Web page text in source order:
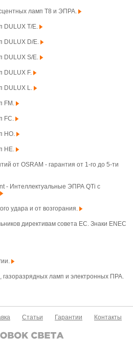
ламп T8 и ЭПРА.
DULUX T/E.
DULUX D/E.
DULUX S/E.
DULUX F.
DULUX L.
FM.
FC.
HO.
HE.
от OSRAM - гарантия от 1-го до 5-ти
- Интеллектуальные ЭПРА QTi с
удара и от возгорания.
директивам совета ЕС. Знаки ENEC
ламп и электронных ПРА.
Статьи Гарантии Контакты